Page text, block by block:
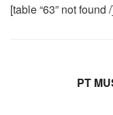
[table “63” not found
PT